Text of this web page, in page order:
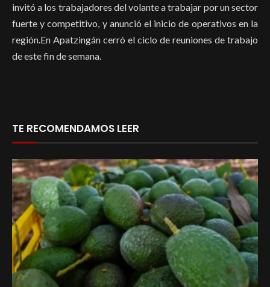
invitó a los trabajadores del volante a trabajar por un sector
fuerte y competitivo, y anunció el inicio de operativos en la
región.En Apatzingán cerró el ciclo de reuniones de trabajo
de este fin de semana.
TE RECOMENDAMOS LEER